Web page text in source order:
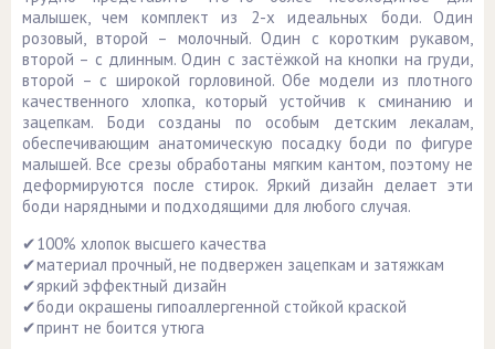
малышек, чем комплект из 2-х идеальных боди. Один
розовый, второй – молочный. Один с коротким рукавом,
второй – с длинным. Один с застёжкой на кнопки на груди,
второй – с широкой горловиной. Обе модели из плотного
качественного хлопка, который устойчив к сминанию и
зацепкам. Боди созданы по особым детским лекалам,
обеспечивающим анатомическую посадку боди по фигуре
малышей. Все срезы обработаны мягким кантом, поэтому не
деформируются после стирок. Яркий дизайн делает эти
боди нарядными и подходящими для любого случая.
✔100% хлопок высшего качества
✔материал прочный, не подвержен зацепкам и затяжкам
✔яркий эффектный дизайн
✔боди окрашены гипоаллергенной стойкой краской
✔принт не боится утюга